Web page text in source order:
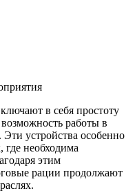
в себя простоту
работы в
Эти устройства особенно
где необходима
этим
рации продолжают